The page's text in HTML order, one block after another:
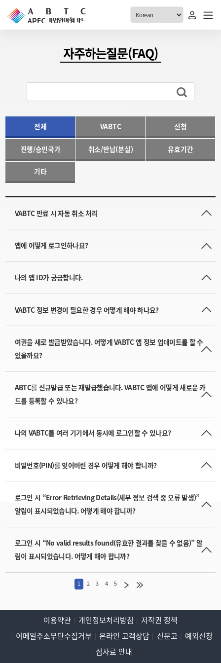
ABTC 전체메뉴
발급 자격요건
신규발급 안내
재발급 안내
취소/반납 안내
취소
고객센터
공지사항
자주하는질문(FAQ)
전체 VABTC 신청
진행/승인국가 취소/반납(분실) 유효기간
기타
VABTC 만료 시 자동 취소 처리
앱에 어떻게 로그인하나요?
나의 앱 ID가 궁금합니다.
VABTC 정보 변경이 필요한 경우 어떻게 해야 하나요?
여권을 새로 발급받았습니다. 어떻게 VABTC 앱 정보 업데이트를 할 수
있을까요?
ABTC를 신규발급 또는 재발급했습니다. VABTC 앱에 어떻게 새로운 카
드를 등록할 수 있나요?
나의 VABTC를 여러 기기에서 동시에 로그인할 수 있나요?
비밀번호(PIN)를 잊어버린 경우 어떻게 해야 합니까?
로그인 시 “Error Retrieving Details(세부 정보 검색 중 오류 발생)”
알림이 표시되었습니다. 어떻게 해야 합니까?
로그인 시 “No valid results found(유효한 결과를 찾을 수 없음)” 알
림이 표시되었습니다. 어떻게 해야 합니까?
1 2 3 4 5
이용약관 개인정보처리방침
저작권 정책
이메일주소무단수집거부
온라인 고객상담 신문고
예외신청
심사료 안내